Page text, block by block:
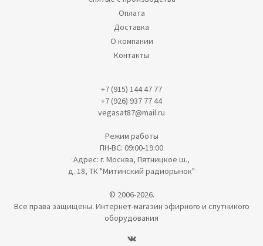
Оплата
Доставка
О компании
Контакты
+7 (915) 144 47 77
+7 (926) 937 77 44
vegasat87@mail.ru
Режим работы
ПН-ВС: 09:00-19:00
Адрес: г. Москва, Пятницкое ш.,
д. 18, ТК "Митинский радиорынок"
© 2006-2026.
Все права защищены. Интернет-магазин эфирного и спутникого
оборудования